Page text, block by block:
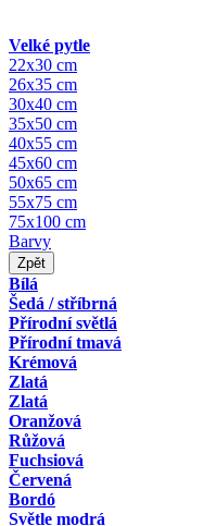
Velké pytle
22x30 cm
26x35 cm
30x40 cm
35x50 cm
40x55 cm
45x60 cm
50x65 cm
55x75 cm
75x100 cm
Barvy
Zpět
Bílá
Šedá / stříbrná
Přírodní světlá
Přírodní tmavá
Krémová
Zlatá
Zlatá
Oranžová
Růžová
Fuchsiová
Červená
Bordó
Světle modrá